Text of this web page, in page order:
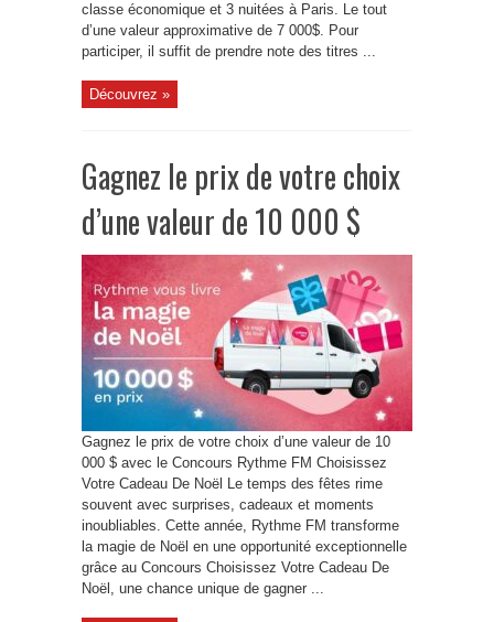
classe économique et 3 nuitées à Paris. Le tout
d’une valeur approximative de 7 000$. Pour
participer, il suffit de prendre note des titres ...
Découvrez »
Gagnez le prix de votre choix
d’une valeur de 10 000 $
Gagnez le prix de votre choix d’une valeur de 10
000 $ avec le Concours Rythme FM Choisissez
Votre Cadeau De Noël Le temps des fêtes rime
souvent avec surprises, cadeaux et moments
inoubliables. Cette année, Rythme FM transforme
la magie de Noël en une opportunité exceptionnelle
grâce au Concours Choisissez Votre Cadeau De
Noël, une chance unique de gagner ...